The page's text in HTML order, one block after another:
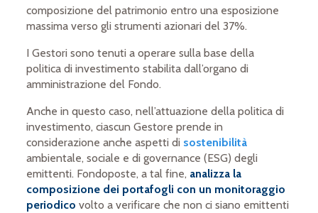
composizione del patrimonio entro una esposizione
massima verso gli strumenti azionari del 37%.
I Gestori sono tenuti a operare sulla base della
politica di investimento stabilita dall’organo di
amministrazione del Fondo.
Anche in questo caso, nell’attuazione della politica di
investimento, ciascun Gestore prende in
considerazione anche aspetti di sostenibilità
ambientale, sociale e di governance (ESG) degli
emittenti. Fondoposte, a tal fine, analizza la
composizione dei portafogli con un monitoraggio
periodico volto a verificare che non ci siano emittenti